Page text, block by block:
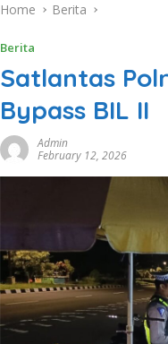
Home Berita
Berita
Satlantas
Bypass BIL II
Admin
February 12, 2026